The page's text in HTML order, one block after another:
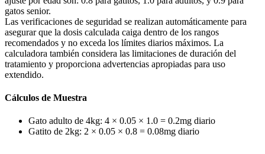
gatos senior.
Las verificaciones de seguridad se realizan automáticamente para
asegurar que la dosis calculada caiga dentro de los rangos
recomendados y no exceda los límites diarios máximos. La
calculadora también considera las limitaciones de duración del
tratamiento y proporciona advertencias apropiadas para uso
extendido.
Cálculos de Muestra
Gato adulto de 4kg: 4 × 0.05 × 1.0 = 0.2mg diario
Gatito de 2kg: 2 × 0.05 × 0.8 = 0.08mg diario